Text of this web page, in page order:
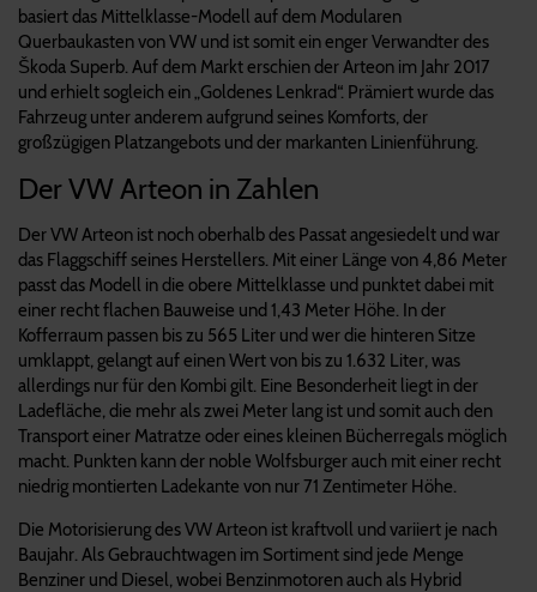
basiert das Mittelklasse-Modell auf dem Modularen
Querbaukasten von VW und ist somit ein enger Verwandter des
Škoda Superb. Auf dem Markt erschien der Arteon im Jahr 2017
und erhielt sogleich ein „Goldenes Lenkrad“. Prämiert wurde das
Fahrzeug unter anderem aufgrund seines Komforts, der
großzügigen Platzangebots und der markanten Linienführung.
Der VW Arteon in Zahlen
Der VW Arteon ist noch oberhalb des Passat angesiedelt und war
das Flaggschiff seines Herstellers. Mit einer Länge von 4,86 Meter
passt das Modell in die obere Mittelklasse und punktet dabei mit
einer recht flachen Bauweise und 1,43 Meter Höhe. In der
Kofferraum passen bis zu 565 Liter und wer die hinteren Sitze
umklappt, gelangt auf einen Wert von bis zu 1.632 Liter, was
allerdings nur für den Kombi gilt. Eine Besonderheit liegt in der
Ladefläche, die mehr als zwei Meter lang ist und somit auch den
Transport einer Matratze oder eines kleinen Bücherregals möglich
macht. Punkten kann der noble Wolfsburger auch mit einer recht
niedrig montierten Ladekante von nur 71 Zentimeter Höhe.
Die Motorisierung des VW Arteon ist kraftvoll und variiert je nach
Baujahr. Als Gebrauchtwagen im Sortiment sind jede Menge
Benziner und Diesel, wobei Benzinmotoren auch als Hybrid